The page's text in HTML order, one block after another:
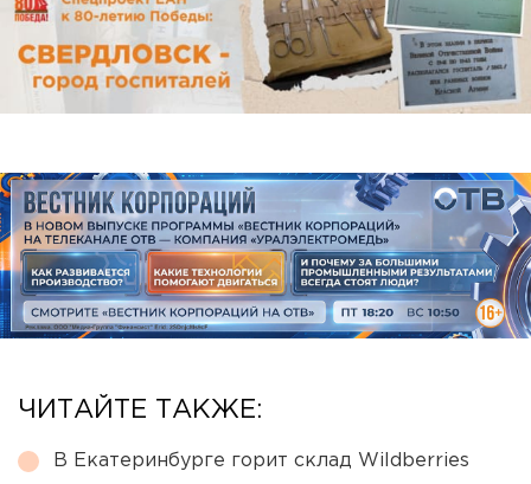
ЧИТАЙТЕ ТАКЖЕ:
В Екатеринбурге горит склад Wildberries